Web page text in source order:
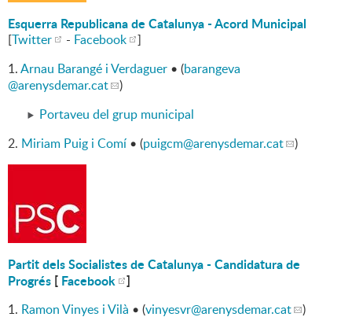
Esquerra Republicana de Catalunya - Acord Municipal
[Twitter - Facebook
]
1.Arnau Barangé i Verdaguer • (barangeva
@arenysdemar.cat
)
Portaveu del grup municipal
2. Miriam Puig i Comí • (puigcm@arenysdemar.cat )
Partit dels Socialistes de Catalunya - Candidatura de
Progrés [ Facebook ]
1. Ramon Vinyes i Vilà • (vinyesvr@arenysdemar.cat
)